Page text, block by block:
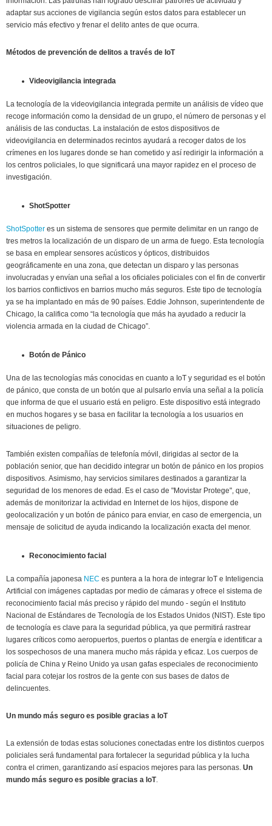
adaptar sus acciones de vigilancia según estos datos para establecer un
servicio más efectivo y frenar el delito antes de que ocurra.
Métodos de prevención de delitos a través de IoT
Videovigilancia integrada
La tecnología de la videovigilancia integrada permite un análisis de vídeo que
recoge información como la densidad de un grupo, el número de personas y el
análisis de las conductas. La instalación de estos dispositivos de
videovigilancia en determinados recintos ayudará a recoger datos de los
crímenes en los lugares donde se han cometido y así redirigir la información a
los centros policiales, lo que significará una mayor rapidez en el proceso de
investigación.
ShotSpotter
ShotSpotter es un sistema de sensores que permite delimitar en un rango de
tres metros la localización de un disparo de un arma de fuego. Esta tecnología
se basa en emplear sensores acústicos y ópticos, distribuidos
geográficamente en una zona, que detectan un disparo y las personas
involucradas y envían una señal a los oficiales policiales con el fin de convertir
los barrios conflictivos en barrios mucho más seguros. Este tipo de tecnología
ya se ha implantado en más de 90 países. Eddie Johnson, superintendente de
Chicago, la califica como “la tecnología que más ha ayudado a reducir la
violencia armada en la ciudad de Chicago”.
Botón de Pánico
Una de las tecnologías más conocidas en cuanto a IoT y seguridad es el botón
de pánico, que consta de un botón que al pulsarlo envía una señal a la policía
que informa de que el usuario está en peligro. Este dispositivo está integrado
en muchos hogares y se basa en facilitar la tecnología a los usuarios en
situaciones de peligro.
También existen compañías de telefonía móvil, dirigidas al sector de la
población senior, que han decidido integrar un botón de pánico en los propios
dispositivos. Asimismo, hay servicios similares destinados a garantizar la
seguridad de los menores de edad. Es el caso de "Movistar Protege", que,
además de monitorizar la actividad en Internet de los hijos, dispone de
geolocalización y un botón de pánico para enviar, en caso de emergencia, un
mensaje de solicitud de ayuda indicando la localización exacta del menor.
Reconocimiento facial
La compañía japonesa NEC es puntera a la hora de integrar IoT e Inteligencia
Artificial con imágenes captadas por medio de cámaras y ofrece el sistema de
reconocimiento facial más preciso y rápido del mundo - según el Instituto
Nacional de Estándares de Tecnología de los Estados Unidos (NIST). Este tipo
de tecnología es clave para la seguridad pública, ya que permitirá rastrear
lugares críticos como aeropuertos, puertos o plantas de energía e identificar a
los sospechosos de una manera mucho más rápida y eficaz. Los cuerpos de
policía de China y Reino Unido ya usan gafas especiales de reconocimiento
facial para cotejar los rostros de la gente con sus bases de datos de
delincuentes.
Un mundo más seguro es posible gracias a IoT
La extensión de todas estas soluciones conectadas entre los distintos cuerpos
policiales será fundamental para fortalecer la seguridad pública y la lucha
contra el crimen, garantizando así espacios mejores para las personas. Un
mundo más seguro es posible gracias a IoT.